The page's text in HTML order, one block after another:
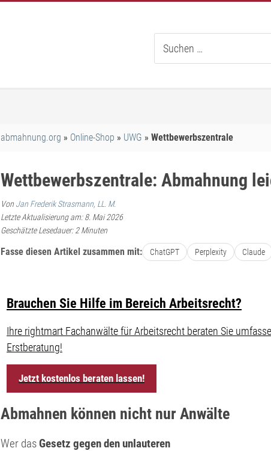
Suche
abmahnung.org Online-Shop UWG Wettbewerbszentrale
Wettbewerbszentrale: Abmahnung
Von Jan Frederik Strasmann, LL. M.
Letzte Aktualisierung am: 8. Mai 2026
Geschätzte Lesedauer: 2 Minuten
Fasse diesen Artikel zusammen mit: ChatGPT Perplexity Claude
Brauchen Sie Hilfe im Bereich Arbeitsrecht?
Ihre rightmart Fachanwälte für Arbeitsrecht beraten Sie
Erstberatung!
Jetzt kostenlos beraten lassen!
Abmahnen können nicht nur Anwälte
Wer dasGesetz gegen den unlauteren